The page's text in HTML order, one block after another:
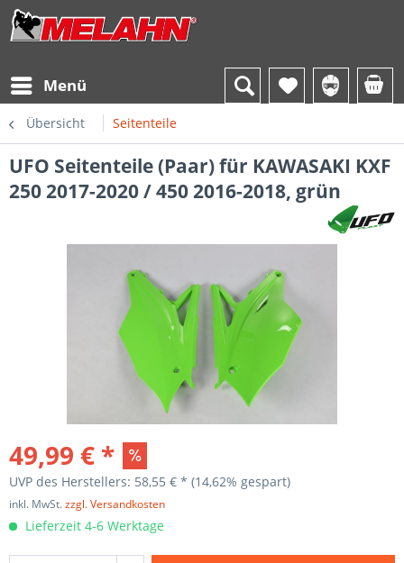
Menü
Übersicht Seitenteile
UFO Seitenteile (Paar) für KAWASAKI KXF
250 2017-2020 / 450 2016-2018, grün
49,99 € *
UVP des Herstellers: 58,55 € * (14,62% gespart)
inkl. MwSt.zzgl. Versandkosten
Lieferzeit 4-6 Werktage